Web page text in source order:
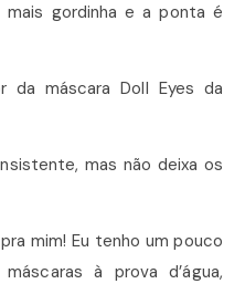
mais gordinha e a ponta é
da máscara Doll Eyes da
mas não deixa os
mim! Eu tenho um pouco
à prova d’água,